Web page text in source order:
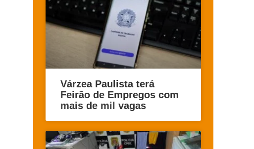
Várzea Paulista terá
Feirão de Empregos com
mais de mil vagas